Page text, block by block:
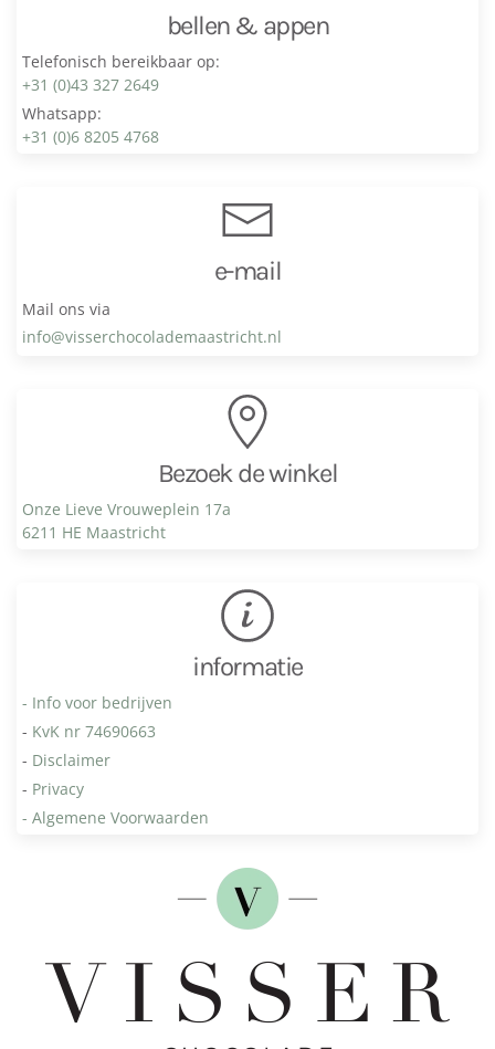
bellen & appen
Telefonisch bereikbaar op:
+31 (0)43 327 2649
Whatsapp:
+31 (0)6 8205 4768
e-mail
Mail ons via
info@visser­chocolade­maastricht.nl
Bezoek de winkel
Onze Lieve Vrouweplein 17a
6211 HE Maastricht
informatie
- Info voor bedrijven
- KvK nr 74690663
- Disclaimer
- Privacy
- Algemene Voorwaarden